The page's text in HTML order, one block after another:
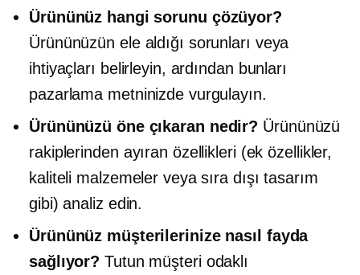
Ürününüz hangi sorunu çözüyor?
Ürününüzün ele aldığı sorunları veya
ihtiyaçları belirleyin, ardından bunları
pazarlama metninizde vurgulayın.
Ürününüzü öne çıkaran nedir? Ürününüzü
rakiplerinden ayıran özellikleri (ek özellikler,
kaliteli malzemeler veya sıra dışı tasarım
gibi) analiz edin.
Ürününüz müşterilerinize nasıl fayda
sağlıyor? Tutun müşteri odaklı